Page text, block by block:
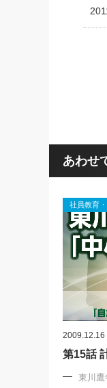
あわせ
社員教育
2009.12.16
第15話
東川鷹